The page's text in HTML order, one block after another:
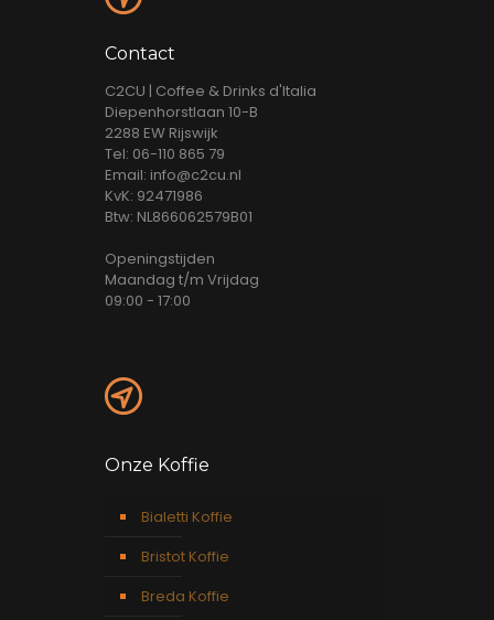
Contact
C2CU | Coffee & Drinks d'Italia
Diepenhorstlaan 10-B
2288 EW Rijswijk
Tel: 06-110 865 79
Email: info@c2cu.nl
KvK: 92471986
Btw: NL866062579B01
Openingstijden
Maandag t/m Vrijdag
09:00 - 17:00
Onze Koffie
Bialetti Koffie
Bristot Koffie
Breda Koffie